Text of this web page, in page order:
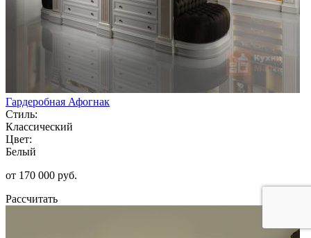
Гардеробная Афогнак
Стиль:
Классический
Цвет:
Белый
от 170 000 руб.
Рассчитать